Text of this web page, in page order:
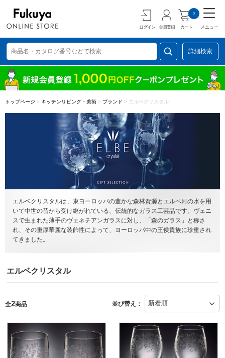
ログイン 会員登録 カート
0
メニュー
詳細検索
トップページ > キッチンリビング・美術 > ブランド > エルベクリスタル
エルベクリスタルは、東ヨーロッパの豊かな森林資源とエルベ河の水を用
いて中世の昔から受け継がれている、伝統的なガラス工芸品です。ヴェニ
スで生まれた薄手のヴェネチアンガラスに対し、「森のガラス」と称さ
れ、その重厚華麗な装飾性によって、ヨーロッパ中の王侯貴族に珍重され
てきました。
エルベクリスタル
全2商品 並び替え：